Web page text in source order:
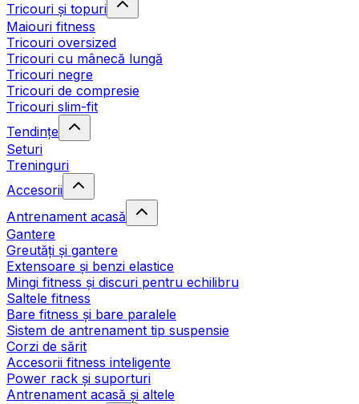
Tricouri și topuri
Maiouri fitness
Tricouri oversized
Tricouri cu mânecă lungă
Tricouri negre
Tricouri de compresie
Tricouri slim-fit
Tendințe
Seturi
Treninguri
Accesorii
Antrenament acasă
Gantere
Greutăți și gantere
Extensoare și benzi elastice
Mingi fitness și discuri pentru echilibru
Saltele fitness
Bare fitness și bare paralele
Sistem de antrenament tip suspensie
Corzi de sărit
Accesorii fitness inteligente
Power rack și suporturi
Antrenament acasă și altele